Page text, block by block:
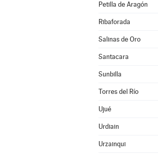
Petilla de Aragón
Ribaforada
Salinas de Oro
Santacara
Sunbilla
Torres del Río
Ujué
Urdiain
Urzainqui